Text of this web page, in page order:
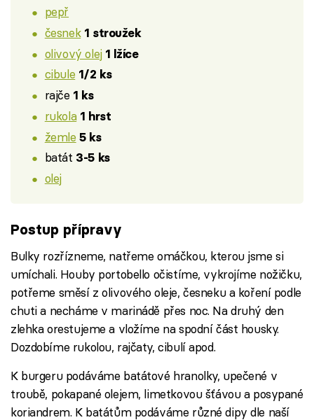
pepř
česnek 1 stroužek
olivový olej 1 lžíce
cibule 1/2 ks
rajče 1 ks
rukola 1 hrst
žemle 5 ks
batát 3-5 ks
olej
Postup přípravy
Bulky rozřízneme, natřeme omáčkou, kterou jsme si
umíchali. Houby portobello očistíme, vykrojíme nožičku,
potřeme směsí z olivového oleje, česneku a koření podle
chuti a necháme v marinádě přes noc. Na druhý den
zlehka orestujeme a vložíme na spodní část housky.
Dozdobíme rukolou, rajčaty, cibulí apod.
K burgeru podáváme batátové hranolky, upečené v
troubě, pokapané olejem, limetkovou šťávou a posypané
koriandrem. K batátům podáváme různé dipy dle naší